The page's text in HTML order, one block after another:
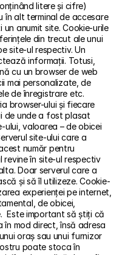
litere și cifre)
în alt terminal de accesare
anumit site. Cookie-urile
din trecut ale unui
site-ul respectiv. Un
informații. Totusi,
cu un browser de web
mai personalizate, de
de înregistrare etc.
browser-ului și fiecare
de unde a fost plasat
valoarea – de obicei
site-ului care a
număr pentru
în site-ul respectiv
Doar serverul care a
și să îl utilizeze. Cookie-
experienței pe internet,
de obicei,
Este important să știți că
mod direct, însă adresa
oraș sau unui furnizor
poate stoca în